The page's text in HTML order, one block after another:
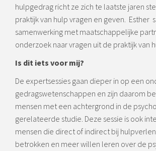
hulpgedrag richt ze zich te laatste jaren
praktijk van hulp vragen en geven. Esther
samenwerking met maatschappelijke
onderzoek naar vragen uit de praktijk van
Is dit iets voor mij?
De expertsessies gaan dieper in op een
gedragswetenschappen en zijn daarom
mensen met een achtergrond in de
gerelateerde studie. Deze sessie is ook
mensen die direct of indirect bij
betrokken en meer willen leren over de